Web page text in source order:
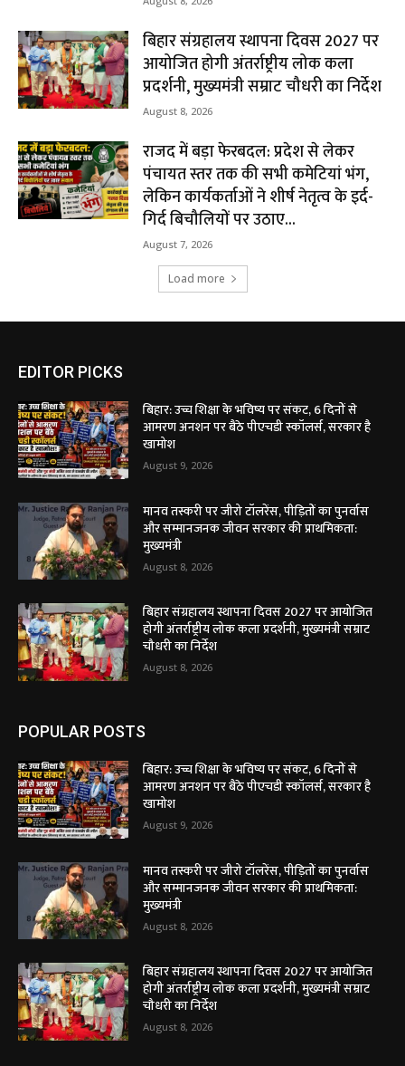
बिहार संग्रहालय स्थापना दिवस 2027 पर
आयोजित होगी अंतर्राष्ट्रीय लोक कला
प्रदर्शनी, मुख्यमंत्री सम्राट चौधरी का निर्देश
August 8, 2026
राजद में बड़ा फेरबदल: प्रदेश से लेकर
पंचायत स्तर तक की सभी कमेटियां भंग,
लेकिन कार्यकर्ताओं ने शीर्ष नेतृत्व के इर्द-
गिर्द बिचौलियों पर उठाए...
August 7, 2026
Load more
EDITOR PICKS
बिहार: उच्च शिक्षा के भविष्य पर संकट, 6 दिनों से
आमरण अनशन पर बैठे पीएचडी स्कॉलर्स, सरकार है
खामोश
August 9, 2026
मानव तस्करी पर जीरो टॉलरेंस, पीड़ितों का पुनर्वास
और सम्मानजनक जीवन सरकार की प्राथमिकता:
मुख्यमंत्री
August 8, 2026
बिहार संग्रहालय स्थापना दिवस 2027 पर आयोजित
होगी अंतर्राष्ट्रीय लोक कला प्रदर्शनी, मुख्यमंत्री सम्राट
चौधरी का निर्देश
August 8, 2026
POPULAR POSTS
बिहार: उच्च शिक्षा के भविष्य पर संकट, 6 दिनों से
आमरण अनशन पर बैठे पीएचडी स्कॉलर्स, सरकार है
खामोश
August 9, 2026
मानव तस्करी पर जीरो टॉलरेंस, पीड़ितों का पुनर्वास
और सम्मानजनक जीवन सरकार की प्राथमिकता:
मुख्यमंत्री
August 8, 2026
बिहार संग्रहालय स्थापना दिवस 2027 पर आयोजित
होगी अंतर्राष्ट्रीय लोक कला प्रदर्शनी, मुख्यमंत्री सम्राट
चौधरी का निर्देश
August 8, 2026